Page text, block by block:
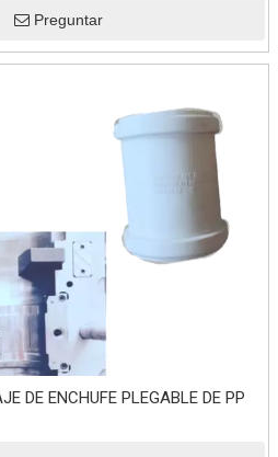
Preguntar
DE ENCHUFE PLEGABLE DE PP